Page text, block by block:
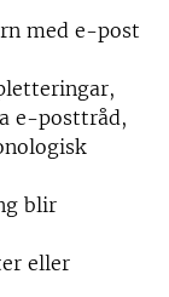
med e-post
e-posttråd,
blir
eller